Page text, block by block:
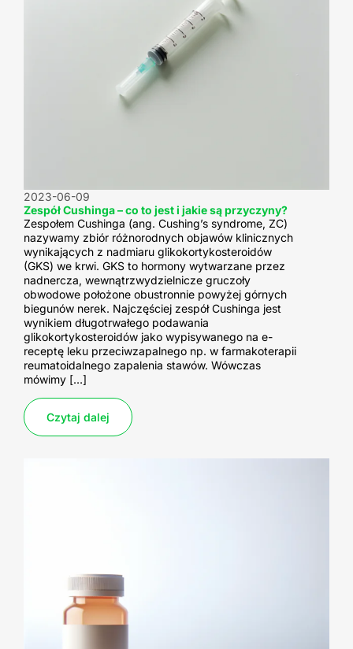
Zespół Cushinga – co to jest i jakie są przyczyny?
2023-06-09
Zespołem Cushinga (ang. Cushing’s syndrome, ZC)
nazywamy zbiór różnorodnych objawów klinicznych
wynikających z nadmiaru glikokortykosteroidów
(GKS) we krwi. GKS to hormony wytwarzane przez
nadnercza, wewnątrzwydzielnicze gruczoły
obwodowe położone obustronnie powyżej górnych
biegunów nerek. Najczęściej zespół Cushinga jest
wynikiem długotrwałego podawania
glikokortykosteroidów jako wypisywanego na e-
receptę leku przeciwzapalnego np. w farmakoterapii
reumatoidalnego zapalenia stawów. Wówczas
mówimy […]
Czytaj dalej